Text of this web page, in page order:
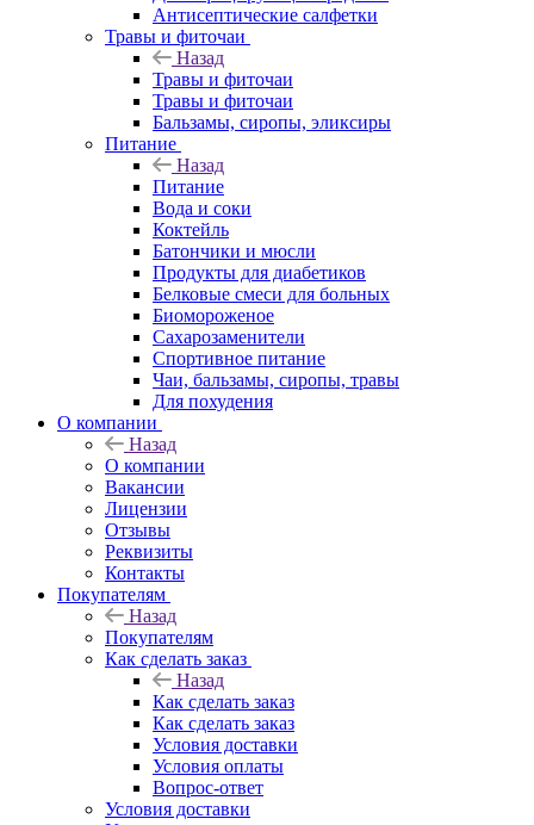
Антисептические салфетки
Травы и фиточаи
Назад
Травы и фиточаи
Травы и фиточаи
Бальзамы, сиропы, эликсиры
Питание
Назад
Питание
Вода и соки
Коктейль
Батончики и мюсли
Продукты для диабетиков
Белковые смеси для больных
Биомороженое
Сахарозаменители
Спортивное питание
Чаи, бальзамы, сиропы, травы
Для похудения
О компании
Назад
О компании
Вакансии
Лицензии
Отзывы
Реквизиты
Контакты
Покупателям
Назад
Покупателям
Как сделать заказ
Назад
Как сделать заказ
Как сделать заказ
Условия доставки
Условия оплаты
Вопрос-ответ
Условия доставки